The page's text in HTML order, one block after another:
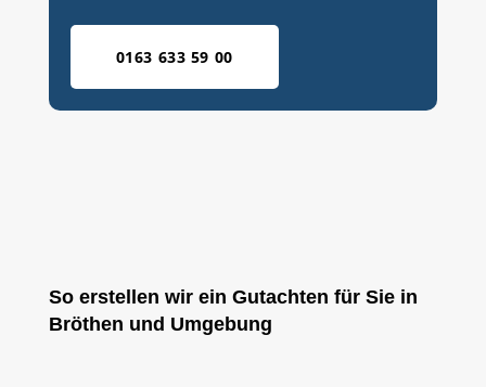
0163 633 59 00
So erstellen wir ein Gutachten für Sie in
Bröthen und Umgebung